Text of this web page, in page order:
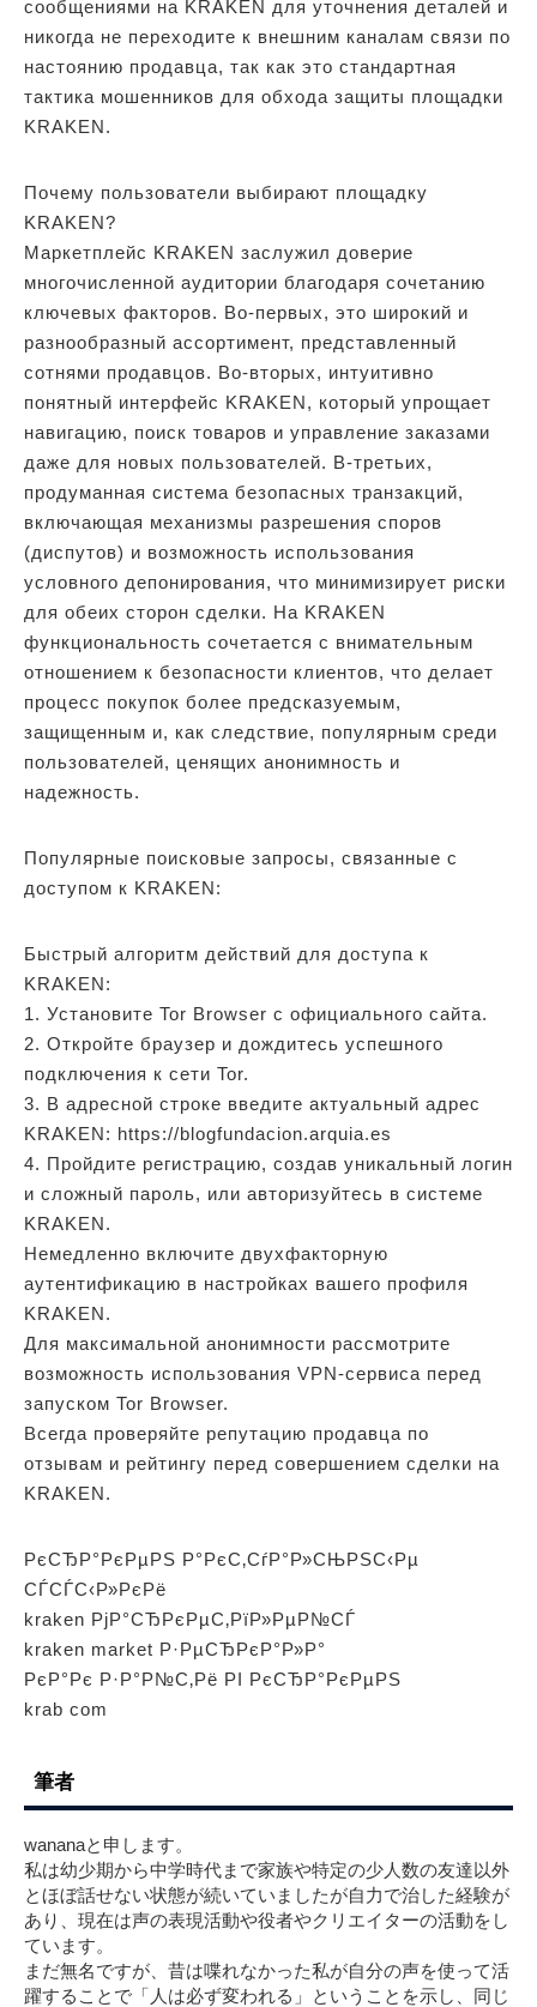
сообщениями на KRAKEN для уточнения деталей и
никогда не переходите к внешним каналам связи по
настоянию продавца, так как это стандартная
тактика мошенников для обхода защиты площадки
KRAKEN.
Почему пользователи выбирают площадку
KRAKEN?
Маркетплейс KRAKEN заслужил доверие
многочисленной аудитории благодаря сочетанию
ключевых факторов. Во-первых, это широкий и
разнообразный ассортимент, представленный
сотнями продавцов. Во-вторых, интуитивно
понятный интерфейс KRAKEN, который упрощает
навигацию, поиск товаров и управление заказами
даже для новых пользователей. В-третьих,
продуманная система безопасных транзакций,
включающая механизмы разрешения споров
(диспутов) и возможность использования
условного депонирования, что минимизирует риски
для обеих сторон сделки. На KRAKEN
функциональность сочетается с внимательным
отношением к безопасности клиентов, что делает
процесс покупок более предсказуемым,
защищенным и, как следствие, популярным среди
пользователей, ценящих анонимность и
надежность.
Популярные поисковые запросы, связанные с
доступом к KRAKEN:
Быстрый алгоритм действий для доступа к
KRAKEN:
1. Установите Tor Browser с официального сайта.
2. Откройте браузер и дождитесь успешного
подключения к сети Tor.
3. В адресной строке введите актуальный адрес
KRAKEN: https://blogfundacion.arquia.es
4. Пройдите регистрацию, создав уникальный логин
и сложный пароль, или авторизуйтесь в системе
KRAKEN.
Немедленно включите двухфакторную
аутентификацию в настройках вашего профиля
KRAKEN.
Для максимальной анонимности рассмотрите
возможность использования VPN-сервиса перед
запуском Tor Browser.
Всегда проверяйте репутацию продавца по
отзывам и рейтингу перед совершением сделки на
KRAKEN.
РєСЂР°РєРµРЅ Р°РєС‚СѓР°Р»СЊРЅС‹Рµ
СЃСЃС‹Р»РєРё
kraken РјР°СЂРєРµС‚РїР»РµР№СЃ
kraken market Р·РµСЂРєР°Р»Р°
РєР°Рє Р·Р°Р№С‚Рё РІ РєСЂР°РєРµРЅ
krab com
筆者
wananaと申します。
私は幼少期から中学時代まで家族や特定の少人数の友達以外
とほぼ話せない状態が続いていましたが自力で治した経験が
あり、現在は声の表現活動や役者やクリエイターの活動をし
ています。
まだ無名ですが、昔は喋れなかった私が自分の声を使って活
躍することで「人は必ず変われる」ということを示し、同じ